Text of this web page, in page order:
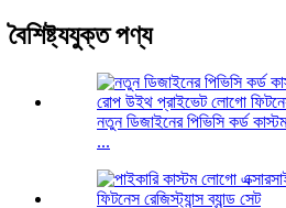
বৈশিষ্ট্যযুক্ত পণ্য
নতুন ডিজাইনের পিভিসি কর্ড
...